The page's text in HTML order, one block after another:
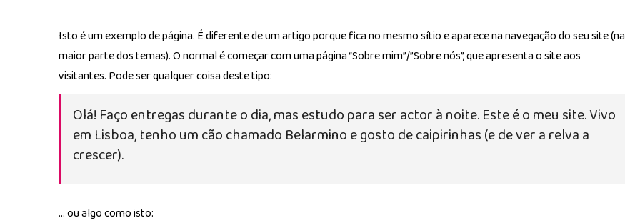
Isto é um exemplo de página. É diferente de um artigo porque fica no mesmo sítio e aparece na navegação do seu site (na
maior parte dos temas). O normal é começar com uma página “Sobre mim”/”Sobre nós”, que apresenta o site aos
visitantes. Pode ser qualquer coisa deste tipo:
Olá! Faço entregas durante o dia, mas estudo para ser actor à noite. Este é o meu site. Vivo
em Lisboa, tenho um cão chamado Belarmino e gosto de caipirinhas (e de ver a relva a
crescer).
… ou algo como isto: